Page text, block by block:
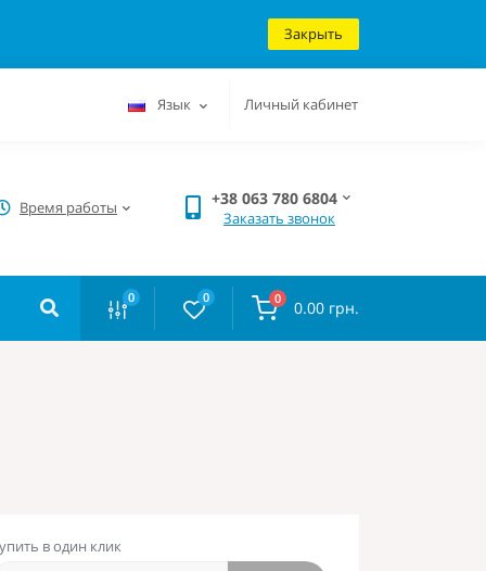
Закрыть
Язык Личный кабинет
Время работы +38 063 780 6804
Заказать звонок
0 0 0 0.00 грн.
в один клик